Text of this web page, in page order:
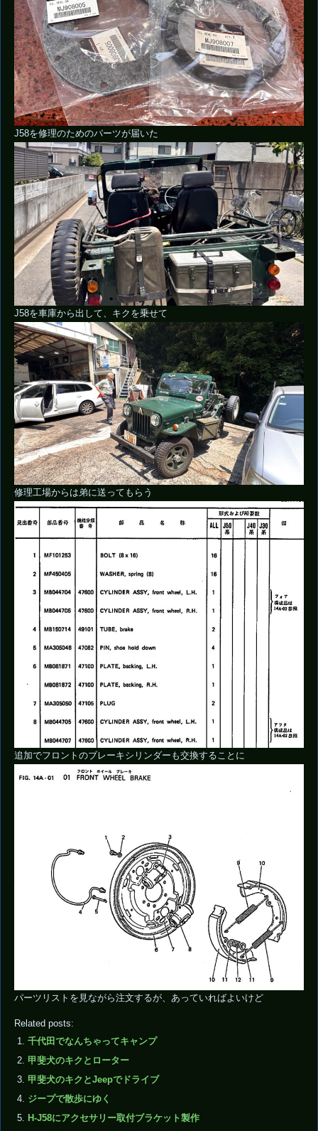
J58を修理のためのパーツが届いた
J58を車庫から出して、キクを乗せて
修理工場からは弟に送ってもらう
追加でフロントのブレーキシリンダーも交換することに
パーツリストを見ながら注文するが、あっていればよいけど
Related posts:
千代田でなんちゃってキャンプ
甲斐犬のキクとローター
甲斐犬のキクとJeepでドライブ
ジープで散歩にゆく
H-J58にアクセサリー取付ブラケット製作